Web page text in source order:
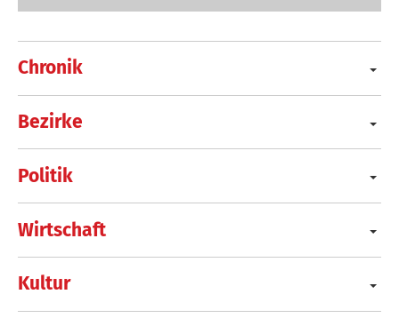
Chronik
Bezirke
Politik
Wirtschaft
Kultur